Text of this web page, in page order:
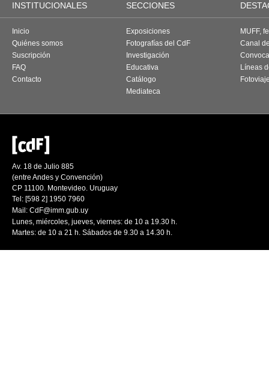
INSTITUCIONALES SECCIONES
Inicio
Quiénes somos
Suscripción
FAQ
Contacto
Exposiciones
Fotografías del CdF
Investigación
Educativa
Catálogo
Mediateca
MUFF,
Canal
Líneas
Av. 18 de Julio 885
(entre Andes y Convención)
CP 11100. Montevideo. Uruguay
Tel: [598 2] 1950 7960
Mail: CdF@imm.gub.uy
Lunes, miércoles, jueves, viernes: de 10 a 19.30 h.
Martes: de 10 a 21 h. Sábados de 9.30 a 14.30 h.